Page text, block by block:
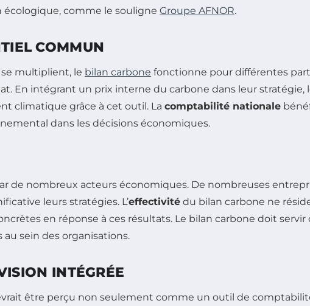
comme le souligne Groupe AFNOR.
COMMUN
multiplient, le bilan carbone fonctionne pour différentes
En intégrant un prix interne du carbone dans leur
climatique grâce à cet outil. La comptabilité nationale
dans les décisions économiques.
de nombreux acteurs économiques. De nombreuses
leurs stratégies. L’effectivité du bilan carbone ne
en réponse à ces résultats. Le bilan carbone doit
sein des organisations.
INTÉGRÉE
être perçu non seulement comme un outil de